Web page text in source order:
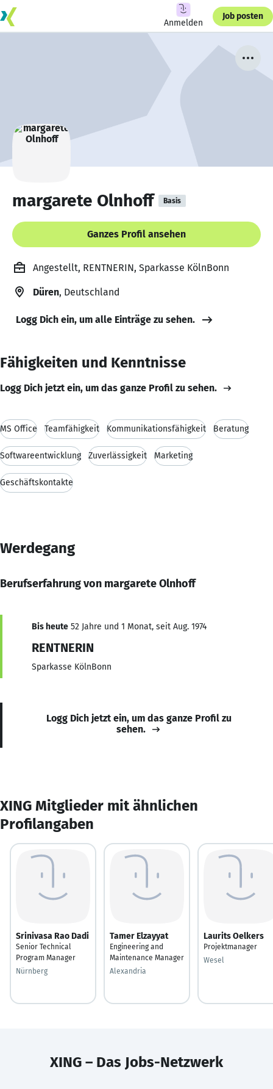
Anmelden
Job posten
margarete Olnhoff Basis
Ganzes Profil ansehen
Angestellt, RENTNERIN, Sparkasse KölnBonn
Düren, Deutschland
Logg Dich ein, um alle Einträge zu sehen.
Fähigkeiten und Kenntnisse
Logg Dich jetzt ein, um das ganze Profil zu sehen.
MS Office Teamfähigkeit Kommunikationsfähigkeit Beratung
Softwareentwicklung Zuverlässigkeit Marketing
Geschäftskontakte
Werdegang
Berufserfahrung von margarete Olnhoff
Bis heute 52 Jahre und 1 Monat, seit Aug. 1974
RENTNERIN
Sparkasse KölnBonn
Logg Dich jetzt ein, um das ganze Profil zu
sehen.
XING Mitglieder mit ähnlichen
Profilangaben
Srinivasa Rao Dadi
Senior Technical
Program Manager
Nürnberg
Tamer Elzayyat
Engineering and
Maintenance Manager
Alexandria
Laurits Oelkers
Projektmanager
Wesel
XING – Das Jobs-Netzwerk